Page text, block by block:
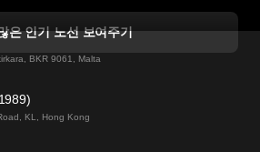
더블린에서 골웨이 열차
로마에서 나폴리 열차
은 인기 노선 보여주기
BKR 9061, Malta
KL, Hong Kong